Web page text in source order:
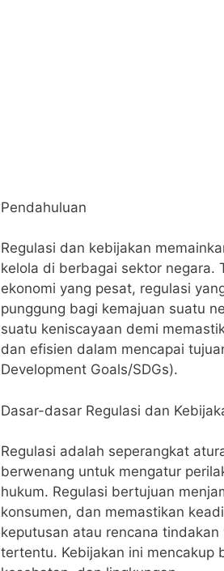
Pendahuluan
Regulasi dan kebijakan
kelola di berbagai sektor negara.
ekonomi yang pesat, regulasi
punggung bagi kemajuan suatu
suatu keniscayaan demi
dan efisien dalam mencapai
Development Goals/SDGs).
Dasar-dasar Regulasi dan
Regulasi adalah seperangkat
berwenang untuk mengatur
hukum. Regulasi bertujuan
konsumen, dan memastikan
keputusan atau rencana
tertentu. Kebijakan ini mencakup